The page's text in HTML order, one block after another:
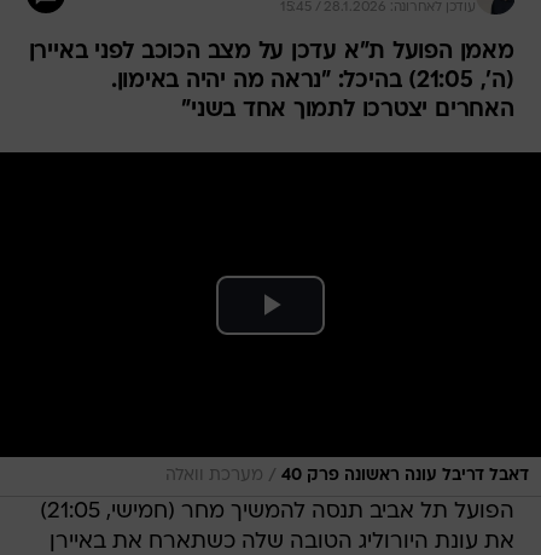
עודכן לאחרונה: 28.1.2026 / 15:45
מאמן הפועל ת"א עדכן על מצב הכוכב לפני באיירן
(ה', 21:05) בהיכל: "נראה מה יהיה באימון.
האחרים יצטרכו לתמוך אחד בשני"
דאבל דריבל עונה ראשונה פרק 40 / מערכת וואלה
הפועל תל אביב תנסה להמשיך מחר (חמישי, 21:05)
את עונת היורוליג הטובה שלה כשתארח את באיירן